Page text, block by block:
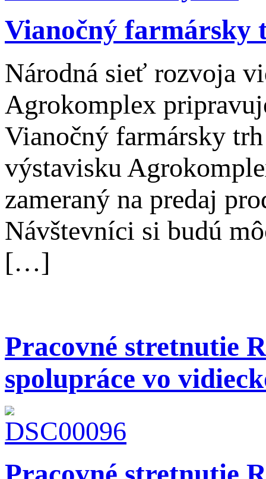
Vianočný farmársky
Národná sieť rozvoja
Agrokomplex
Vianočný farmársky
výstavisku
zameraný na predaj
Návštevníci si budú
[…]
Pracovné stretnutie
spolupráce vo